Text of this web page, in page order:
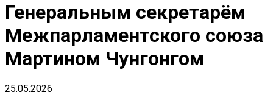
Генеральным секретарём
Межпарламентского союза
Мартином Чунгонгом
25.05.2026